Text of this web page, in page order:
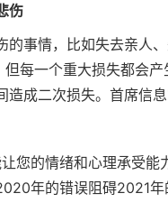
伤
的事情，比如失去亲人
每一个重大损失都会
成二次损失。首席信
您的情绪和心理承受
年的错误阻碍2021年